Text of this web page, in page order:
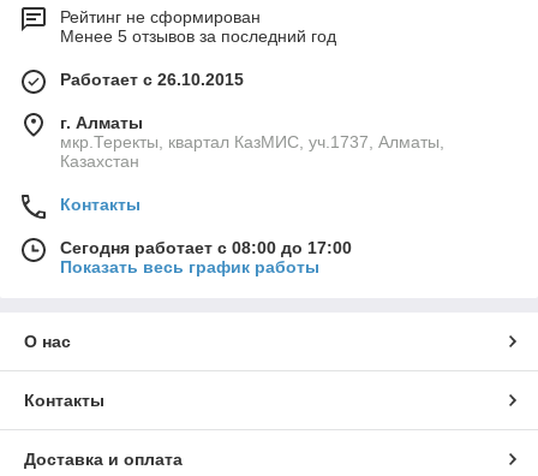
Рейтинг не сформирован
Менее 5 отзывов за последний год
Работает с 26.10.2015
г. Алматы
мкр.Теректы, квартал КазМИС, уч.1737, Алматы,
Казахстан
Контакты
Сегодня работает с 08:00 до 17:00
Показать весь график работы
О нас
Контакты
Доставка и оплата